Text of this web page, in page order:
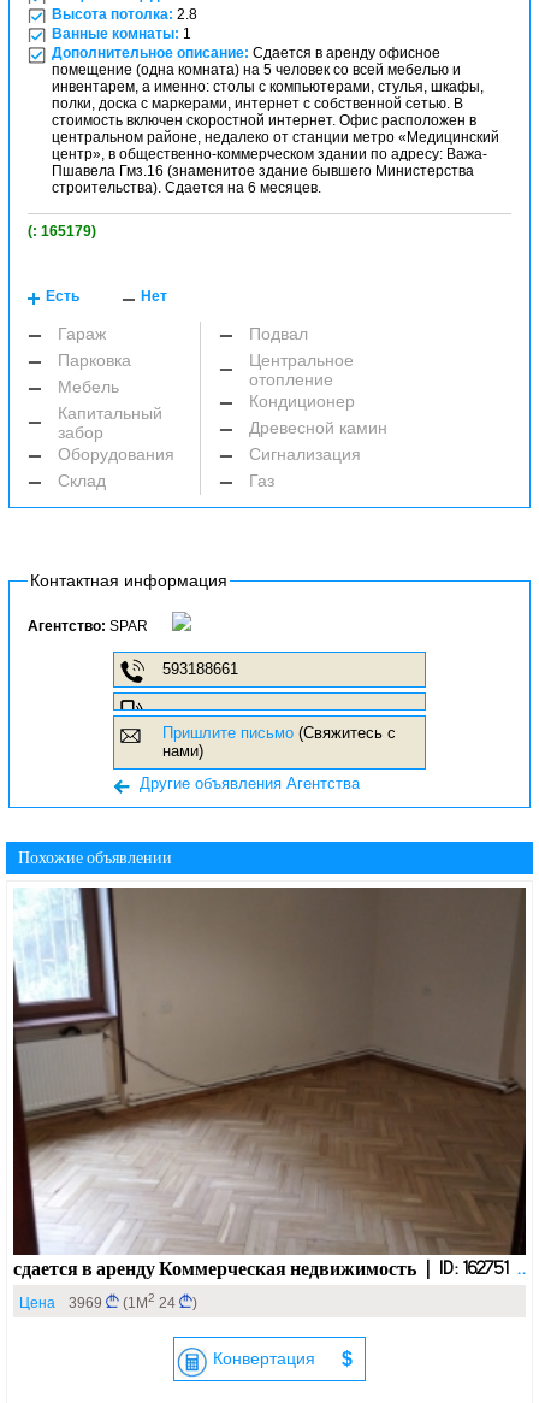
Высота потолка: 2.8
Ванные комнаты: 1
Дополнительное описание: Сдается в аренду офисное
помещение (одна комната) на 5 человек со всей мебелью и
инвентарем, а именно: столы с компьютерами, стулья, шкафы,
полки, доска с маркерами, интернет с собственной сетью. В
стоимость включен скоростной интернет. Офис расположен в
центральном районе, недалеко от станции метро «Медицинский
центр», в общественно-коммерческом здании по адресу: Важа-
Пшавела Гмз.16 (знаменитое здание бывшего Министерства
строительства). Сдается на 6 месяцев.
(: 165179)
Есть Нет
Гараж
Парковка
Мебель
Капитальный
забор
Оборудования
Склад
Подвал
Центральное
отопление
Кондиционер
Древесной камин
Сигнализация
Газ
Контактная информация
Агентство: SPAR
593188661
Пришлите письмо (Свяжитесь с
нами)
Другие объявления Агентства
Похожие объявлении
сдается в аренду Коммерческая недвижимость | ID: 162751 ..
Цена 3969 (1М2 24 )
Конвертация $